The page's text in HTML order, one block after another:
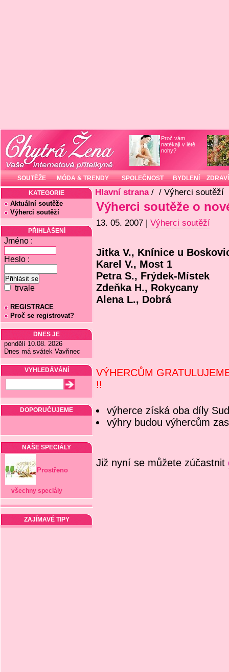
Proč vám
natékají v létě
nohy?
SOUTĚŽE MÓDA & TRENDY SPOLEČNOST BYDLENÍ ZDRAVÍ
KATEGORIE
Aktuální soutěže
Výherci soutěží
PŘIHLÁŠENÍ
Jméno :
Heslo :
trvale
REGISTRACE
Proč se registrovat?
DNES JE
pondělí 10.08. 2026
Dnes má svátek Vavřinec
VYHLEDÁVÁNÍ
DOPORUČUJEME
NAŠE SPECIÁLY
Prostřeno
všechny speciály
ZAJÍMAVÉ TIPY
Hlavní strana/ / Výherci soutěží
Výherci soutěže o
13. 05. 2007 | Výherci soutěží
Jitka V., Knínice u
Karel V., Most 1
Petra S., Frýdek-Místek
Zdeňka H., Rokycany
Alena L., Dobrá
VÝHERCŮM
!!
výherce získá oba díly
výhry budou výhercům
Již nyní se můžete zúčastnit